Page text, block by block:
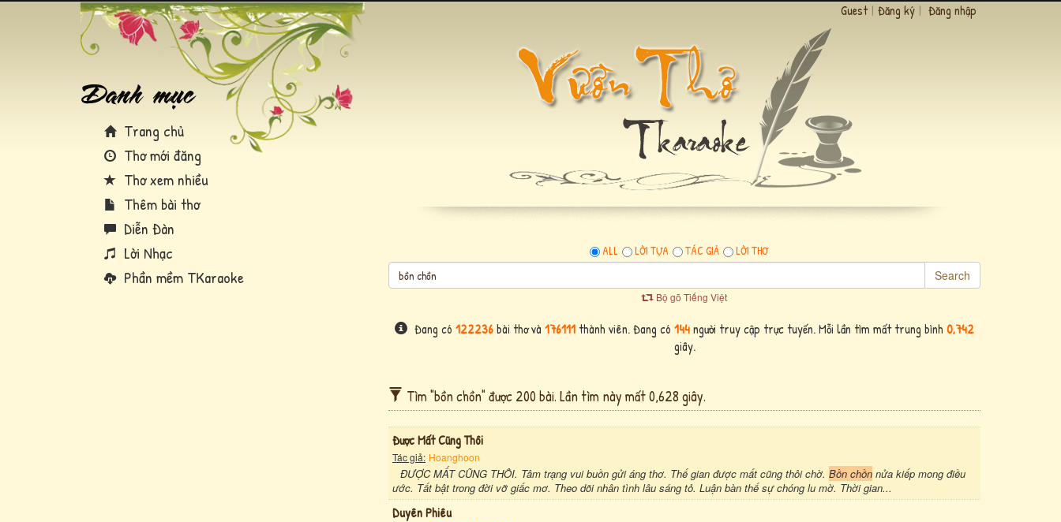
Trang chủ
Thơ mới đăng
Thơ xem nhiều
Thêm bài thơ
Diễn Đàn
Lời Nhạc
Phần mềm TKaraoke
Guest | Đăng ký | Đăng nhập
ALL LỜI TỰA TÁC GIẢ LỜI THƠ
Search
Bộ gõ Tiếng Việt
Đang có 122236bài thơ và 176111 thành viên. Đang có 144người truy cập trực tuyến. Mỗi lần tìm mất trung bình 0,742
giây.
Tìm "bồn chồn" được 200 bài. Lần tìm này mất 0,628 giây.
Được Mất Cũng Thôi
Tác giả: Hoanghoon
ĐƯỢC MẤT CŨNG THÔI. Tâm trạng vui buồn gửi áng thơ. Thế gian được mất cũng thôi chờ. Bồn chồn nửa kiếp mong điều
ước. Tất bật trong đời vỡ giấc mơ. Theo dõi nhân tình lâu sáng tỏ. Luận bàn thế sự chóng lu mờ. Thời gian...
Duyên Phiêu